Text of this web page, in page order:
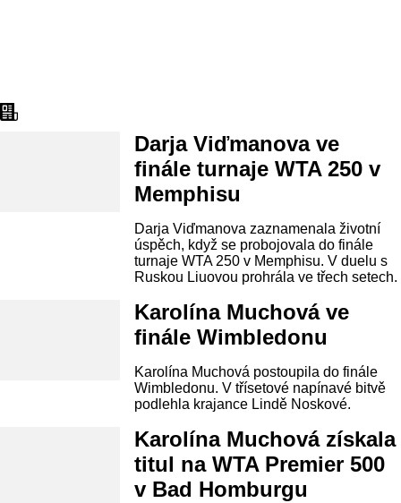
Darja Viďmanova ve
finále turnaje WTA 250 v
Memphisu
Darja Viďmanova zaznamenala životní
úspěch, když se probojovala do finále
turnaje WTA 250 v Memphisu. V duelu s
Ruskou Liuovou prohrála ve třech setech.
Karolína Muchová ve
finále Wimbledonu
Karolína Muchová postoupila do finále
Wimbledonu. V třísetové napínavé bitvě
podlehla krajance Lindě Noskové.
Karolína Muchová získala
titul na WTA Premier 500
v Bad Homburgu